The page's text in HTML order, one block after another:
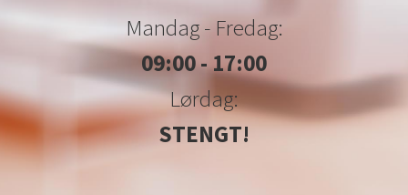
Mandag - Fredag:
09:00 - 17:00
Lørdag:
STENGT!